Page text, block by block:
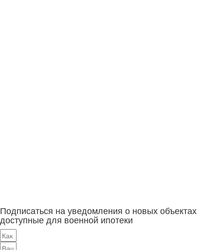
Подписаться на уведомления о новых объектах
доступные для военной ипотеки